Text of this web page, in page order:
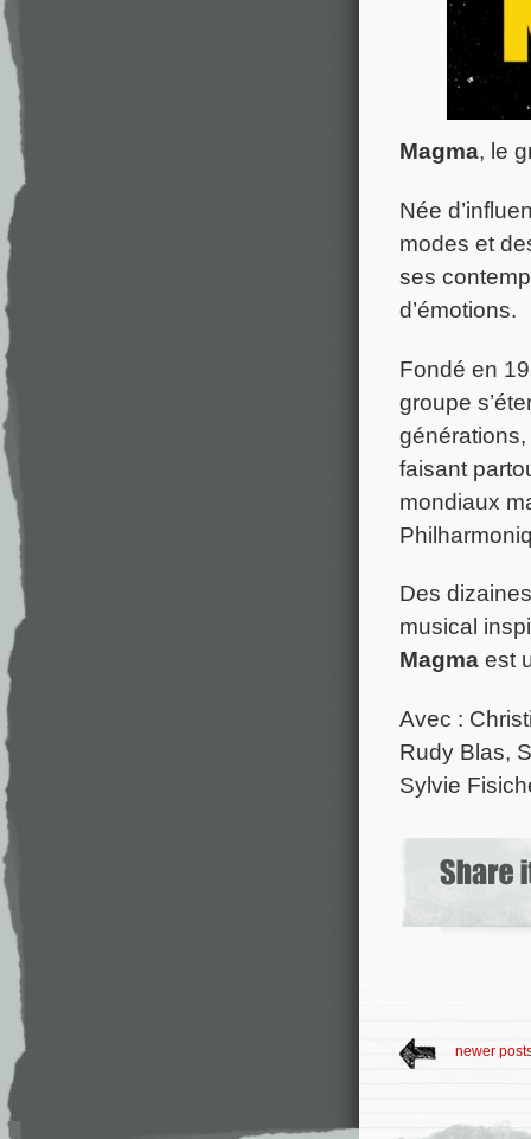
Magma, le
Née
modes et
ses
d’émotions.
Fondé en
groupe
faisant
mondiaux
Des
musical
Magma est
Avec :
Rudy Blas,
Sylvie
newer